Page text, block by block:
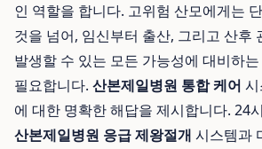
인 역할을 합니다. 고위험 산모에게는
것을 넘어, 임신부터 출산, 그리고 산후
발생할 수 있는 모든 가능성에 대비하
필요합니다. 산본제일병원 통합 케어
에 대한 명확한 해답을 제시합니다. 24
산본제일병원 응급 제왕절개 시스템과